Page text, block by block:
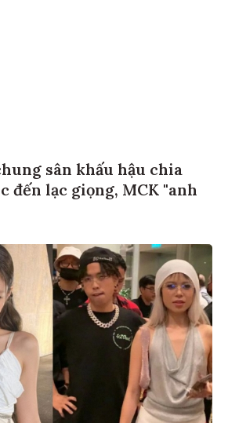
sân khấu hậu chia
đến lạc giọng, MCK "anh